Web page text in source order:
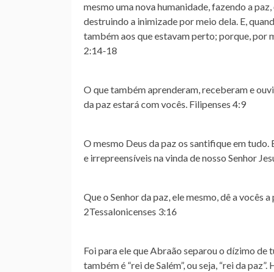
mesmo uma nova humanidade, fazendo a
destruindo a inimizade por meio dela. E,
também aos que estavam perto; porque, por
2:14‭-‬18
O que também aprenderam, receberam e
da paz estará com vocês. Filipenses 4:9
O mesmo Deus da paz os santifique em
e irrepreensíveis na vinda de nosso Senhor
Que o Senhor da paz, ele mesmo, dê a vocês
2Tessalonicenses 3:16
Foi para ele que Abraão separou o dízimo de
também é “rei de Salém”, ou seja, “rei da paz”.